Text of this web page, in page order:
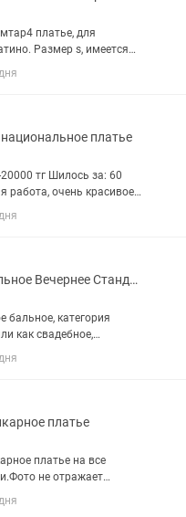
платье, для
Размер s, имеется
весь в камнях,
Победа вас ждёт и
снижена.
платье
тг Шилось за: 60
работа, очень красивое
Состояние хорошее
Платье Бальное Вечернее Стандарт
бальное, категория
как свадебное,
платье
платье на все
не отражает
нужно
платья